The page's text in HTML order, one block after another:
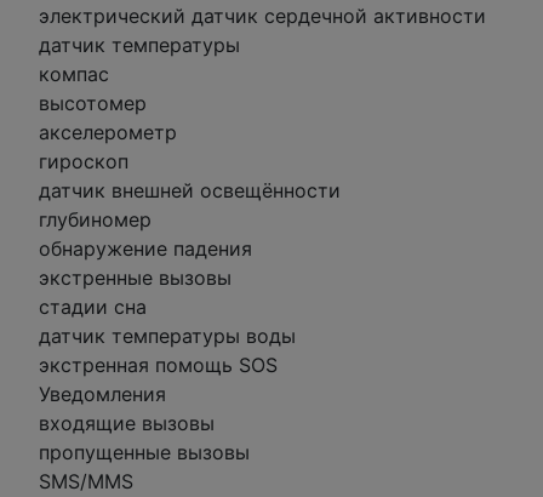
электрический датчик сердечной активности
датчик температуры
компас
высотомер
акселерометр
гироскоп
датчик внешней освещённости
глубиномер
обнаружение падения
экстренные вызовы
стадии сна
датчик температуры воды
экстренная помощь SOS
Уведомления
входящие вызовы
пропущенные вызовы
SMS/MMS